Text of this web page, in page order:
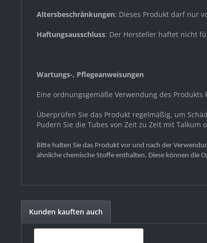
Altersbeschränkungen: Dieses Produkt darf nur
Haftungsausschluss: Der Hersteller haftet nicht
Wartungs-, Pflegeanweisungen
Eine ordnungsgemäße Verwendung des
Überprüfen Sie das Produkt regelmäßig, um
Pudern Sie die Tubes von Zeit zu Zeit mit
Bitte halten Sie das Produkt vor und nach der
ähnliche chemische Stoffe enthalten. Diese können die
Kunden kauften auch